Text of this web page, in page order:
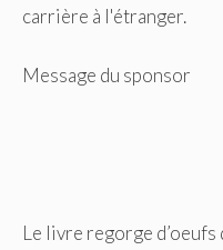
carrière à l'étranger.
Message du sponsor
Le livre regorge